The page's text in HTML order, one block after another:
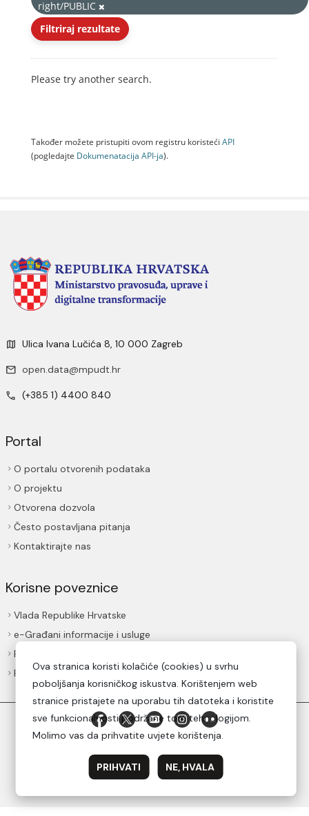
right/PUBLIC
Filtriraj rezultate
Please try another search.
Također možete pristupiti ovom registru koristeći API
(pogledajte Dokumenаtаcijа API-jа).